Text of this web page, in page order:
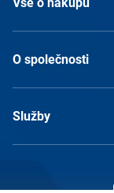
O společnosti
Služby